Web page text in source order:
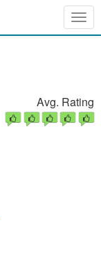
Avg. Rating